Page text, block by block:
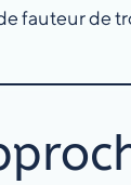
fauteur de